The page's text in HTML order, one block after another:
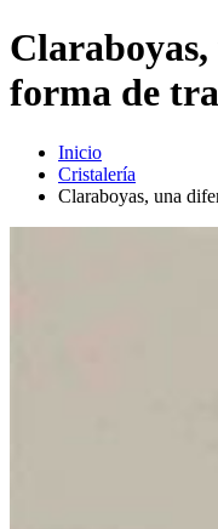
forma de
Inicio
Cristalería
Claraboyas, una